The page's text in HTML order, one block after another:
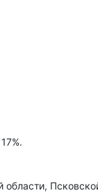
области,